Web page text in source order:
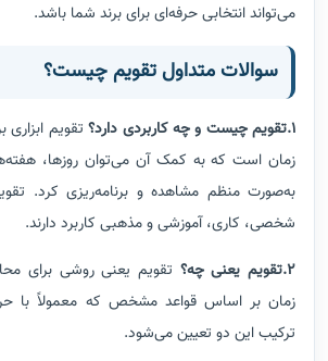
می‌تواند انتخابی حرفه‌ای برای برند شما باشد.
سوالات متداول تقویم چیست؟
1.تقویم چیست و چه کاربردی دارد؟
تقویم
زمان است که به کمک آن می‌توان روزها،
به‌صورت منظم مشاهده و برنامه‌ریزی کرد.
شخصی، کاری، آموزشی و مذهبی کاربرد دارند.
2.تقویم یعنی چه؟
تقویم یعنی روشی برای
زمان بر اساس قواعد مشخص که معمولاً با
ترکیب این دو تعیین می‌شود.